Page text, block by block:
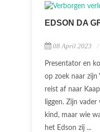
EDSON DA
08 April 2023
Presentator en
op zoek naar zijn
reist af naar
liggen. Zijn
kind, maar wie
het Edson zij ...